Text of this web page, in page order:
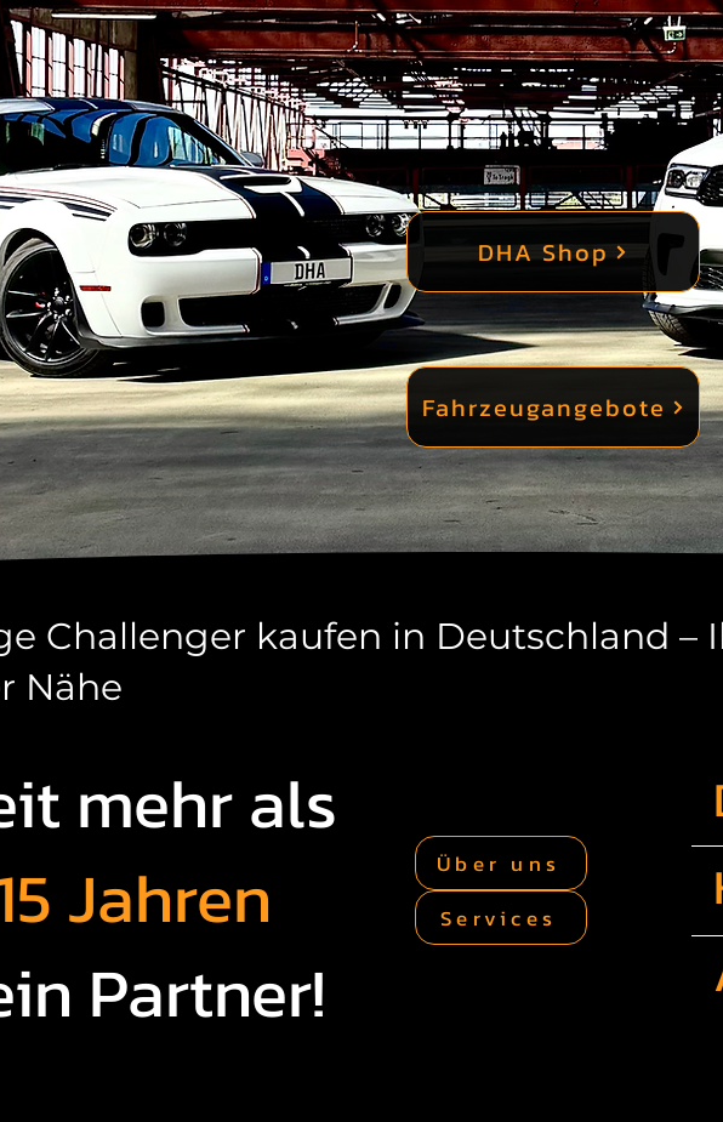
DHA Shop
Fahrzeugangebote
Challenger kaufen in Deutschland –
Nähe
mehr als
Jahren
Partner!
Über uns
Services